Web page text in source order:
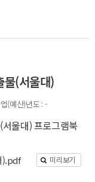
(서울대)
(예산)년도 -
울대) 프로그램북
).pdf 미리보기